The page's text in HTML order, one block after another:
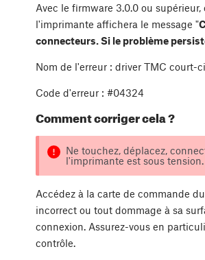
Avec le firmware 3.0.0 ou
l'imprimante affichera le message "
connecteurs. Si le problème
Nom de l'erreur : driver TMC court-
Code d'erreur : #04324
Comment corriger cela ?
Ne touchez, déplacez,
l'imprimante est sous
Accédez à la carte de commande
incorrect ou tout dommage à sa
connexion. Assurez-vous en
contrôle.